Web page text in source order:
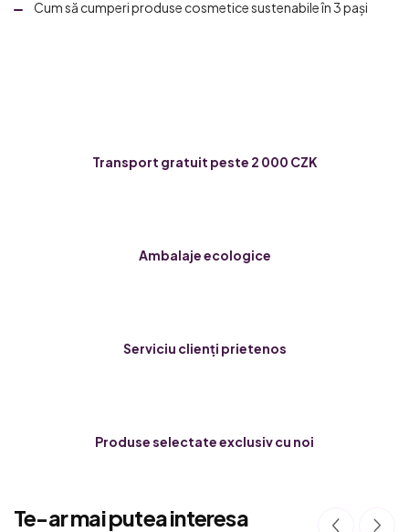
Cum să cumperi produse cosmetice sustenabile în 3 pași
Transport gratuit peste 2 000 CZK
Ambalaje ecologice
Serviciu clienți prietenos
Produse selectate exclusiv cu noi
Te-ar mai putea interesa